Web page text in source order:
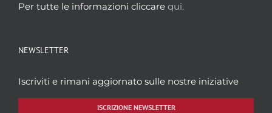
Per tutte le informazioni cliccare qui.
NEWSLETTER
Iscriviti e rimani aggiornato sulle nostre iniziative
ISCRIZIONE NEWSLETTER